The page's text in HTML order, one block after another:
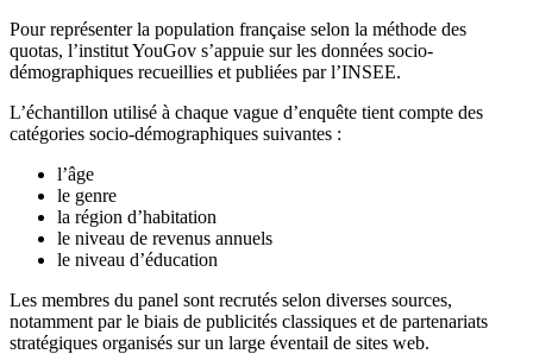
Pour représenter la population française selon la méthode des
quotas, l’institut YouGov s’appuie sur les données socio-
démographiques recueillies et publiées par l’INSEE.
L’échantillon utilisé à chaque vague d’enquête tient compte des
catégories socio-démographiques suivantes :
l’âge
le genre
la région d’habitation
le niveau de revenus annuels
le niveau d’éducation
Les membres du panel sont recrutés selon diverses sources,
notamment par le biais de publicités classiques et de partenariats
stratégiques organisés sur un large éventail de sites web.